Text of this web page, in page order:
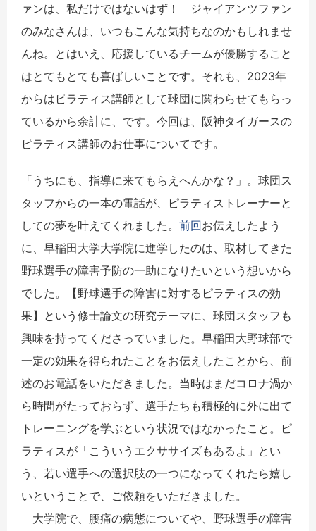
ァンは、私だけではないはず！ ジャイアンツファン
のみなさんは、いつもこんな気持ちなのかもしれませ
んね。とはいえ、応援しているチームが優勝すること
はとてもとても喜ばしいことです。それも、2023年
からはピラティス講師として球団に関わらせてもらっ
ているから余計に、です。今回は、阪神タイガースの
ピラティス講師のお仕事についてです。
「うちにも、指導に来てもらえへんかな？」。球団ス
タッフからの一本の電話が、ピラティストレーナーと
しての夢を叶えてくれました。 前回お伝えしたよう
に、早稲田大学大学院に進学したのは、取材してきた
野球選手の障害予防の一助になりたいという想いから
でした。【野球選手の障害に対するピラティスの効
果】という修士論文の研究テーマに、球団スタッフも
興味を持ってくださっていました。早稲田大野球部で
一定の効果を得られたことをお伝えしたことから、前
述のお電話をいただきました。当時はまだコロナ渦か
ら時間がたっておらず、選手たちも積極的に外に出て
トレーニングを学ぶという状況ではなかったこと。ピ
ラティスが「こういうエクササイズもあるよ」とい
う、若い選手への選択肢の一つになってくれたら嬉し
いということで、ご依頼をいただきました。
大学院で、腰痛の病態についてや、野球選手の障害